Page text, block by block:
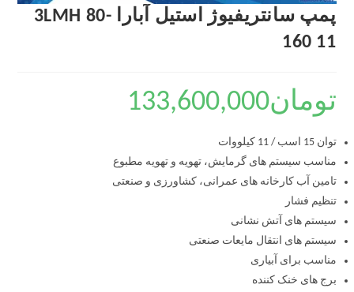
پمپ سانتریفیوژ استیل آبارا 3LMH 80-
160 11
تومان133,600,000
توان 15 اسب / 11 کیلووات
مناسب سیستم های گرمایش، تهویه و تهویه مطبوع
تامین آب کارخانه های عمرانی، کشاورزی و صنعتی
تنظیم فشار
سیستم های آتش نشانی
سیستم های انتقال مایعات صنعتی
مناسب برای آبیاری
برج های خنک کننده